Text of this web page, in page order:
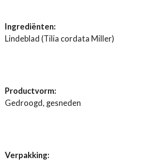
Ingrediënten:
Lindeblad (Tilia cordata Miller)
Productvorm:
Gedroogd, gesneden
Verpakking: